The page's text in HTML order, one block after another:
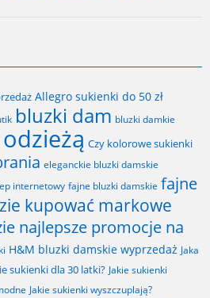
Allegro sukienki do 50 zł
bluzki dam bluzki damkie
Czy kolorowe sukienki
eleganckie bluzki damskie
internetowy fajne bluzki damskie fajne
kupować markowe
najlepsze promocje na
H&M bluzki damskie wyprzedaż Jaka
sukienki dla 30 latki? Jakie sukienki
Jakie sukienki wyszczuplają?